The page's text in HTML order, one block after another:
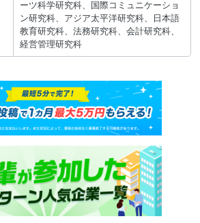
ディングス株式会社
会社（NTT東日本）
ナンシャルグループ
ーツ科学研究科、国際コミュニケーショ
ン研究科、アジア太平洋研究科、日本語
教育研究科、法務研究科、会計研究科、
経営管理研究科